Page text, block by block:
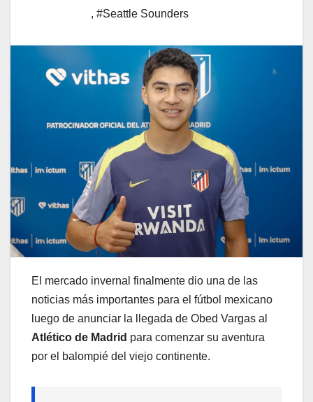
, #Seattle Sounders
El mercado invernal finalmente dio una de las
noticias más importantes para el fútbol mexicano
luego de anunciar la llegada de Obed Vargas al
Atlético de Madrid para comenzar su aventura
por el balompié del viejo continente.